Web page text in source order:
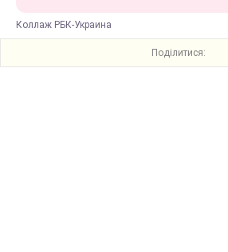
Коллаж РБК-Украина
Поділитися: